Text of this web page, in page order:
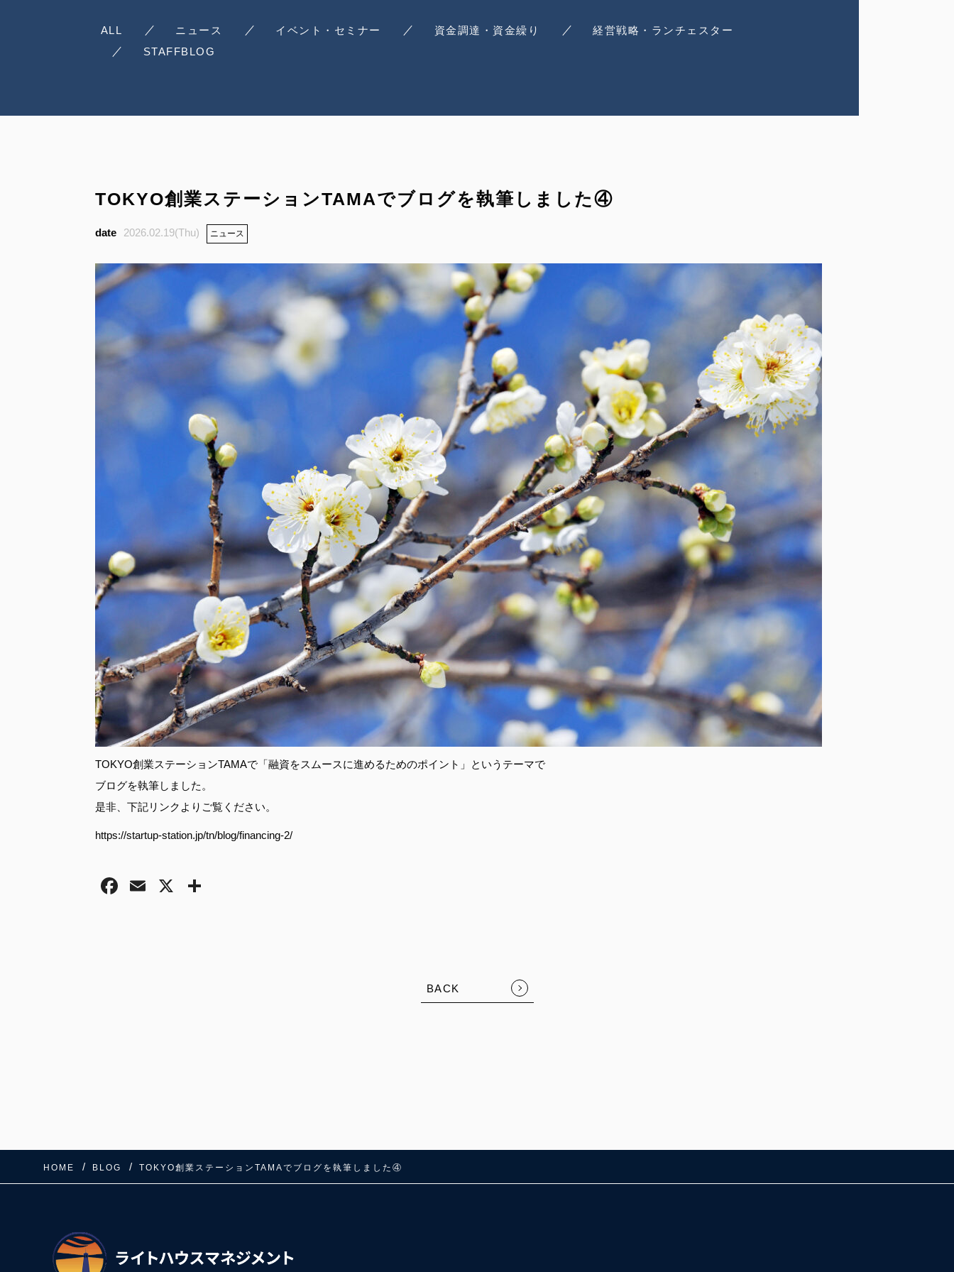
ALL ニュース イベント・セミナー 資金調達・資金繰り
経営戦略・ランチェスター
STAFFBLOG
TOKYO創業ステーションTAMAでブログを執筆しました④
2026.02.19(Thu) ニュース
TOKYO創業ステーションTAMAで「融資をスムースに進めるためのポイント」というテーマで
ブログを執筆しました。
是非、下記リンクよりご覧ください。
https://startup-station.jp/tn/blog/financing-2/
BACK
HOME BLOG TOKYO創業ステーションTAMAでブログを執筆しました④